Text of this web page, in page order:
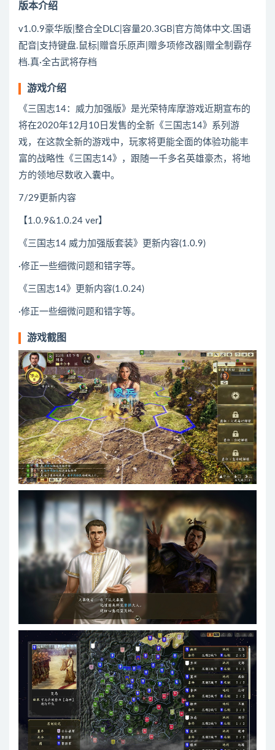
版本介绍
v1.0.9豪华版|整合全DLC|容量20.3GB|官方简体中文.国语
配音|支持键盘.鼠标|赠音乐原声|赠多项修改器|赠全制霸存
档.真·全古武将存档
游戏介绍
《三国志14：威力加强版》是光荣特库摩游戏近期宣布的
将在2020年12月10日发售的全新《三国志14》系列游
戏，在这款全新的游戏中，玩家将更能全面的体验功能丰
富的战略性《三国志14》，跟随一千多名英雄豪杰，将地
方的领地尽数收入囊中。
7/29更新内容
【1.0.9&1.0.24 ver】
《三国志14 威力加强版套装》更新内容(1.0.9)
·修正一些细微问题和错字等。
《三国志14》更新内容(1.0.24)
·修正一些细微问题和错字等。
游戏截图